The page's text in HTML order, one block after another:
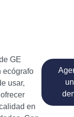
GE
ecógrafo
usar,
en